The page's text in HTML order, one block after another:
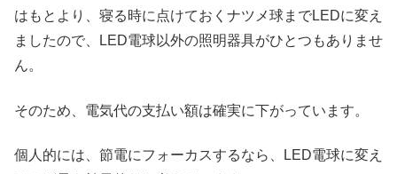
はもとより、寝る時に点けておくナツメ球までLEDに変え
ましたので、LED電球以外の照明器具がひとつもありませ
ん。
そのため、電気代の支払い額は確実に下がっています。
個人的には、節電にフォーカスするなら、LED電球に変え